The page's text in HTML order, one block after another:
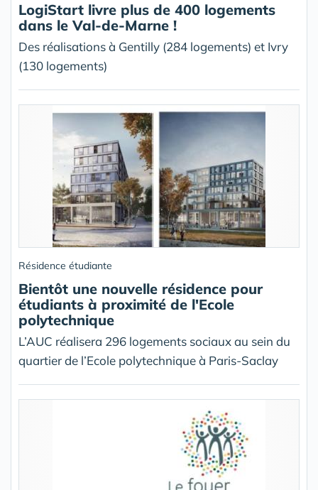
LogiStart livre plus de 400 logements
dans le Val-de-Marne !
Des réalisations à Gentilly (284 logements) et Ivry
(130 logements)
Résidence étudiante
Bientôt une nouvelle résidence pour
étudiants à proximité de l'Ecole
polytechnique
L’AUC réalisera 296 logements sociaux au sein du
quartier de l’Ecole polytechnique à Paris-Saclay